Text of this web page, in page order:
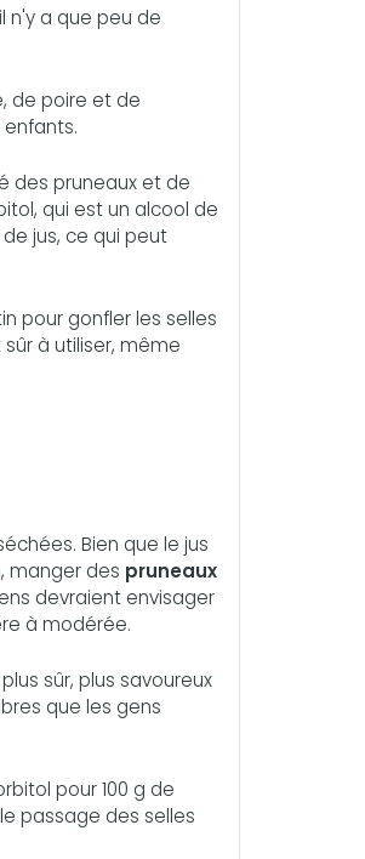
n'y a que peu de
de poire et de
des pruneaux et de
qui est un alcool de
jus, ce qui peut
pour gonfler les selles
à utiliser, même
Bien que le jus
manger des pruneaux
devraient envisager
à modérée.
sûr, plus savoureux
que les gens
pour 100 g de
passage des selles